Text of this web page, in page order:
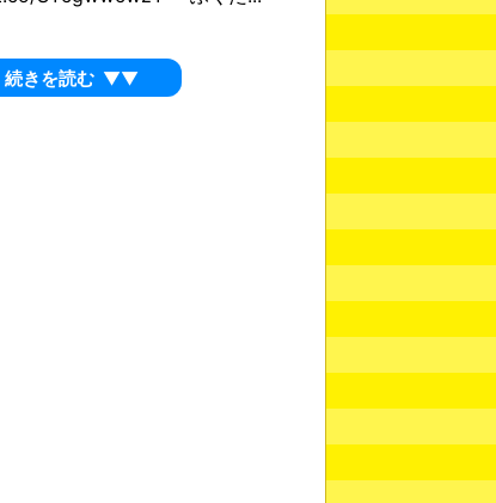
続きを読む ▼▼